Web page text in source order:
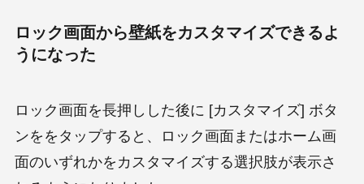
ロック画面から壁紙をカスタマイズできるよ
うになった
ロック画面を長押しした後に [カスタマイズ] ボタ
ンををタップすると、ロック画面またはホーム画
面のいずれかをカスタマイズする選択肢が表示さ